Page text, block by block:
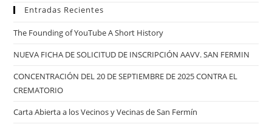
Entradas Recientes
The Founding of YouTube A Short History
NUEVA FICHA DE SOLICITUD DE INSCRIPCIÓN AAVV. SAN FERMIN
CONCENTRACIÓN DEL 20 DE SEPTIEMBRE DE 2025 CONTRA EL
CREMATORIO
Carta Abierta a los Vecinos y Vecinas de San Fermín